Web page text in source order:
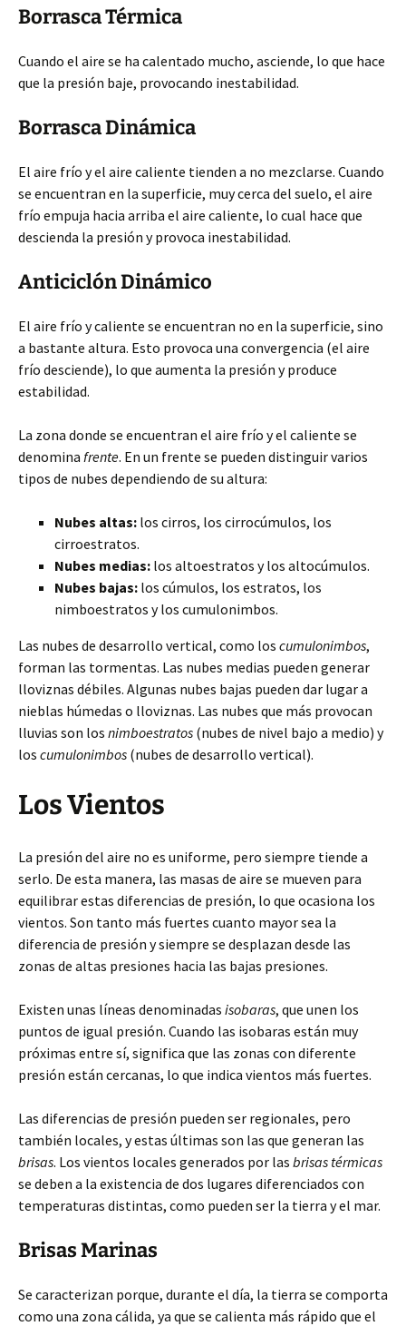
Borrasca Térmica
Cuando el aire se ha calentado mucho, asciende, lo que hace
que la presión baje, provocando inestabilidad.
Borrasca Dinámica
El aire frío y el aire caliente tienden a no mezclarse. Cuando
se encuentran en la superficie, muy cerca del suelo, el aire
frío empuja hacia arriba el aire caliente, lo cual hace que
descienda la presión y provoca inestabilidad.
Anticiclón Dinámico
El aire frío y caliente se encuentran no en la superficie, sino
a bastante altura. Esto provoca una convergencia (el aire
frío desciende), lo que aumenta la presión y produce
estabilidad.
La zona donde se encuentran el aire frío y el caliente se
denomina frente. En un frente se pueden distinguir varios
tipos de nubes dependiendo de su altura:
Nubes altas: los cirros, los cirrocúmulos, los
cirroestratos.
Nubes medias: los altoestratos y los altocúmulos.
Nubes bajas: los cúmulos, los estratos, los
nimboestratos y los cumulonimbos.
Las nubes de desarrollo vertical, como los cumulonimbos,
forman las tormentas. Las nubes medias pueden generar
lloviznas débiles. Algunas nubes bajas pueden dar lugar a
nieblas húmedas o lloviznas. Las nubes que más provocan
lluvias son los nimboestratos (nubes de nivel bajo a medio) y
los cumulonimbos (nubes de desarrollo vertical).
Los Vientos
La presión del aire no es uniforme, pero siempre tiende a
serlo. De esta manera, las masas de aire se mueven para
equilibrar estas diferencias de presión, lo que ocasiona los
vientos. Son tanto más fuertes cuanto mayor sea la
diferencia de presión y siempre se desplazan desde las
zonas de altas presiones hacia las bajas presiones.
Existen unas líneas denominadas isobaras, que unen los
puntos de igual presión. Cuando las isobaras están muy
próximas entre sí, significa que las zonas con diferente
presión están cercanas, lo que indica vientos más fuertes.
Las diferencias de presión pueden ser regionales, pero
también locales, y estas últimas son las que generan las
brisas. Los vientos locales generados por las brisas térmicas
se deben a la existencia de dos lugares diferenciados con
temperaturas distintas, como pueden ser la tierra y el mar.
Brisas Marinas
Se caracterizan porque, durante el día, la tierra se comporta
como una zona cálida, ya que se calienta más rápido que el